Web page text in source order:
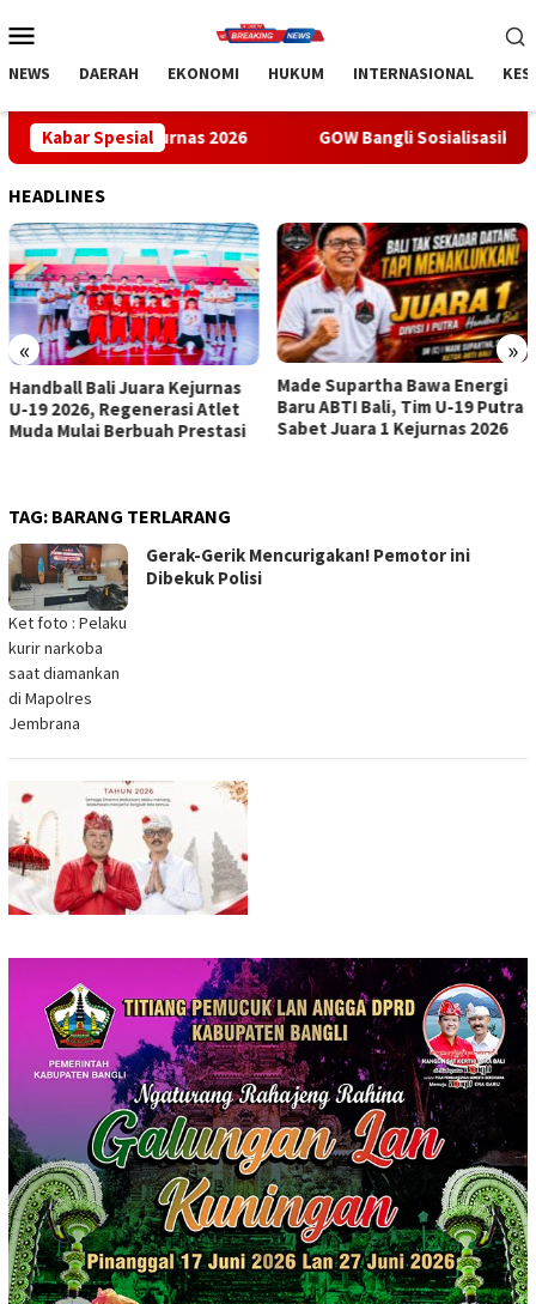
ke
Mobile
NEWS DAERAH EKONOMI HUKUM INTERNASIONAL
Kabar Spesial
2026 GOW Bangli Sosialisasikan Pencegahan
HEADLINES
« »
Made Supartha Bawa Energi
Baru ABTI Bali, Tim U-19 Putra
Sabet Juara 1 Kejurnas 2026
GOW Bangli Sosialisasikan
Pencegahan Bullying di SMPN
1 Kintamani
TAG: BARANG TERLARANG
Ket foto : Pelaku
kurir narkoba
saat diamankan
di Mapolres
Jembrana
Gerak-Gerik Mencurigakan! Pemotor ini
Dibekuk Polisi